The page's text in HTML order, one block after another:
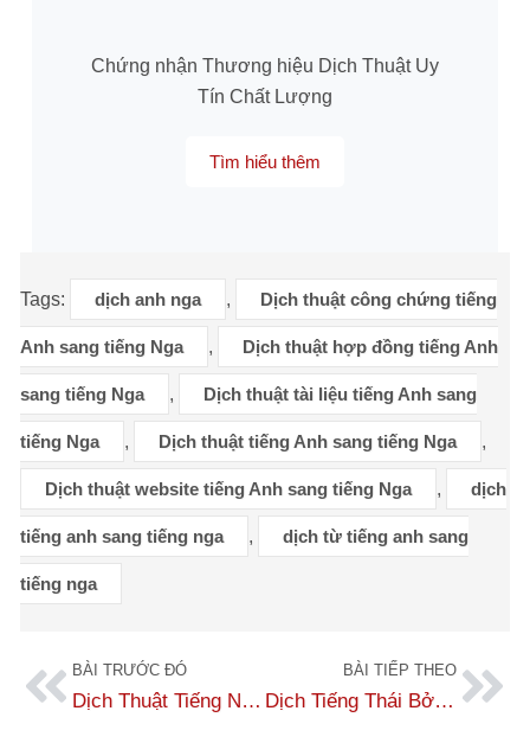
Chứng nhận Thương hiệu Dịch Thuật Uy
Tín Chất Lượng
Tìm hiểu thêm
Tags: dịch anh nga , Dịch thuật công chứng tiếng
Anh sang tiếng Nga , Dịch thuật hợp đồng tiếng Anh
sang tiếng Nga , Dịch thuật tài liệu tiếng Anh sang
tiếng Nga , Dịch thuật tiếng Anh sang tiếng Nga ,
Dịch thuật website tiếng Anh sang tiếng Nga , dịch
tiếng anh sang tiếng nga , dịch từ tiếng anh sang
tiếng nga
BÀI TRƯỚC ĐÓ
Dịch Thuật Tiếng Nga Bởi 100% Dịch Giả Bản Xứ – Русский Перевод
BÀI TIẾP THEO
Dịch Tiếng Thái Bởi Dịch Giả Bản Xứ – แปลไทย